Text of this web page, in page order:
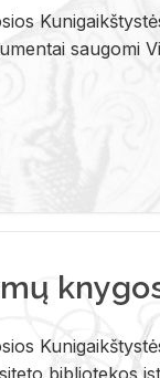
saugomi